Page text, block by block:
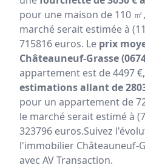
pour une maison de 110
marché serait estimée à
715816 euros. Le prix
Châteauneuf-Grasse
appartement est de 4497
estimations allant de
pour un appartement de
le marché serait estimé à
323796 euros.Suivez
l'immobilier Châteauneuf-
avec AV Transaction.